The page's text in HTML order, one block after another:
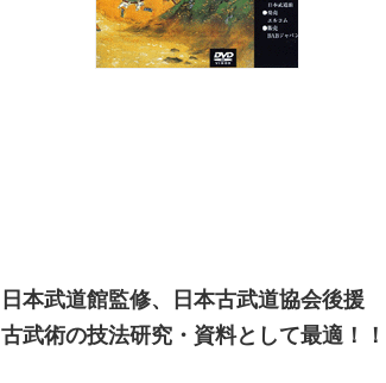
日本武道館監修、日本古武道協会後援
古武術の技法研究・資料として最適！！